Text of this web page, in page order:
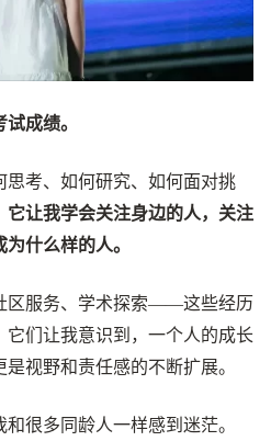
成绩。
思考、如何研究、如何面对挑
它让我学会关注身边的人，关注
什么样的人。
区服务、学术探索——这些经历
们让我意识到，一个人的成长
视野和责任感的不断扩展。
很多同龄人一样感到迷茫。